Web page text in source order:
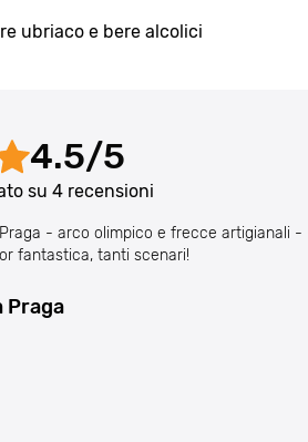
ubriaco e bere alcolici
4.5/5
su 4 recensioni
- arco olimpico e frecce artigianali -
fantastica, tanti scenari!
Praga